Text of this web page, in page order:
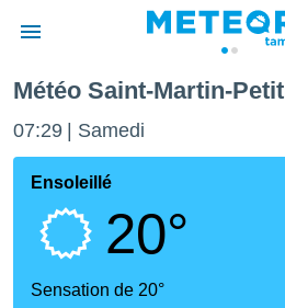
de
Météo Saint-Martin-Petit
07:29 Samedi
Ensoleillé
20°
Sensation de 20°